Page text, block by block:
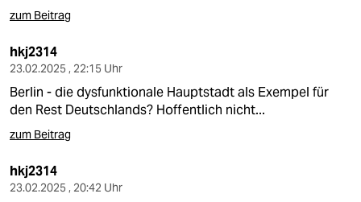
zum Beitrag
hkj2314
23.02.2025 , 22:15 Uhr
Berlin - die dysfunktionale Hauptstadt als Exempel für
den Rest Deutschlands? Hoffentlich nicht...
zum Beitrag
hkj2314
23.02.2025 , 20:42 Uhr